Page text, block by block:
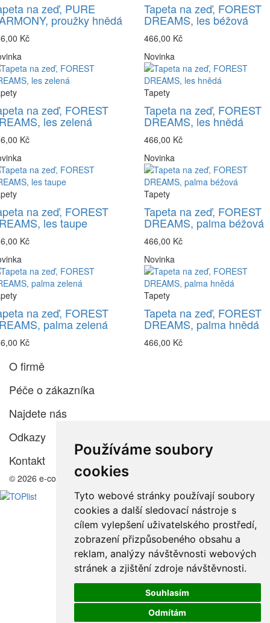
Používáme soubory
cookies
Tyto webové stránky používají soubory
cookies a další sledovací nástroje s
cílem vylepšení uživatelského prostředí,
zobrazení přizpůsobeného obsahu a
reklam, analýzy návštěvnosti webových
stránek a zjištění zdroje návštěvnosti.
Souhlasím
Odmítám
na zeď, PURE
proužky hnědá
Kč
Tapeta na zeď, FOREST
DREAMS, les béžová
466,00 Kč
na zeď, FOREST
les zelená
Kč
Novinka
Tapety
Tapeta na zeď, FOREST
DREAMS, les hnědá
466,00 Kč
na zeď, FOREST
les taupe
Kč
Novinka
Tapety
Tapeta na zeď, FOREST
DREAMS, palma béžová
466,00 Kč
na zeď, FOREST
palma zelená
Kč
Novinka
Tapety
Tapeta na zeď, FOREST
DREAMS, palma hnědá
466,00 Kč
O firmě
Péče o zákazníka
Najdete nás
Odkazy
Kontakt
© 2026 e-color.cz